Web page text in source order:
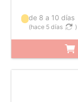
de 8 a 10 días
(hace 5 días )